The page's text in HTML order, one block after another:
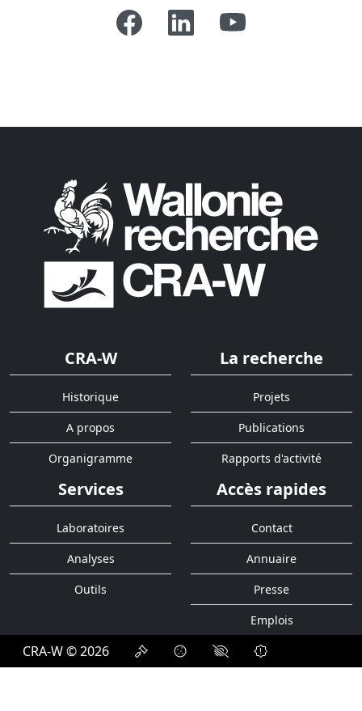
CRA-W
Historique
A propos
Organigramme
La recherche
Projets
Publications
Rapports d'activité
Services
Laboratoires
Analyses
Outils
Accès rapides
Contact
Annuaire
Presse
Emplois
CRA-W © 2026